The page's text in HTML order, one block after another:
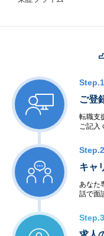
Step.1
ご登
転職支
ご記入
Step.2
キャ
あなた
話で面
Step.3